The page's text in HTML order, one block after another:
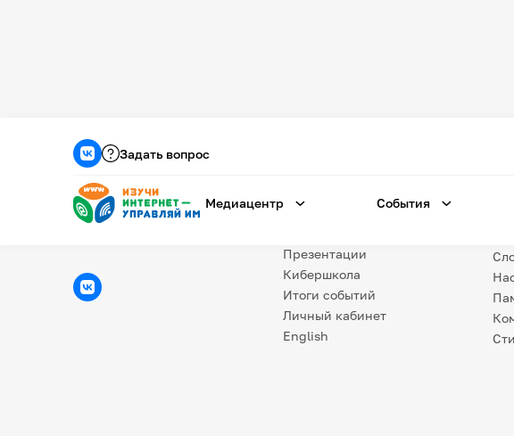
Задать вопрос
Медиацентр События
Презентации
Кибершкола
Итоги событий
Личный кабинет
English